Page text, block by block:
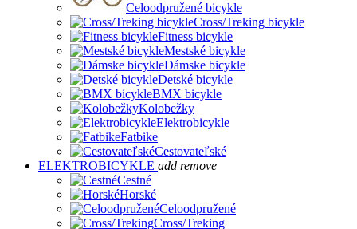
Celoodpružené bicykle
Cross/Treking bicykle
Fitness bicykle
Mestské bicykle
Dámske bicykle
Detské bicykle
BMX bicykle
Kolobežky
Elektrobicykle
Fatbike
Cestovateľské
ELEKTROBICYKLE add remove
Cestné
Horské
Celoodpružené
Cross/Treking